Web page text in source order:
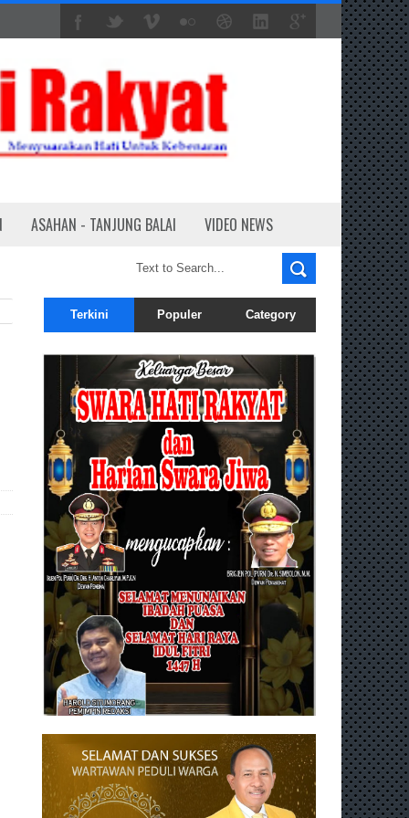
ASAHAN - TANJUNG BALAI VIDEO NEWS
Terkini Populer Category